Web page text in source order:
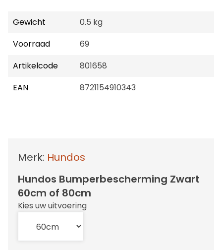
Gewicht
0.5 kg
Voorraad
69
Artikelcode
801658
EAN
8721154910343
Merk: Hundos
Hundos Bumperbescherming Zwart
60cm of 80cm
Kies uw uitvoering